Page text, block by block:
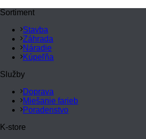
Sortiment
Stavba
Záhrada
Náradie
Kúpeľňa
Služby
Doprava
Miešanie farieb
Poradenstvo
K-store